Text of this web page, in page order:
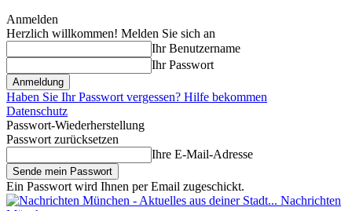
Anmelden
Herzlich willkommen! Melden Sie sich an
Ihr Benutzername
Ihr Passwort
Haben Sie Ihr Passwort vergessen? Hilfe bekommen
Datenschutz
Passwort-Wiederherstellung
Passwort zurücksetzen
Ihre E-Mail-Adresse
Ein Passwort wird Ihnen per Email zugeschickt.
Nachrichten